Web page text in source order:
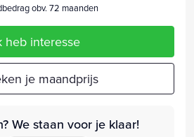
obv. 72 maanden
heb interesse
je maandprijs
We staan voor je klaar!